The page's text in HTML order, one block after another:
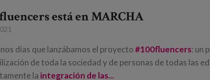
está en MARCHA
días que lanzábamos el proyecto#100fluencers: un
de toda la sociedad y de personas de todas las
la integración de las...